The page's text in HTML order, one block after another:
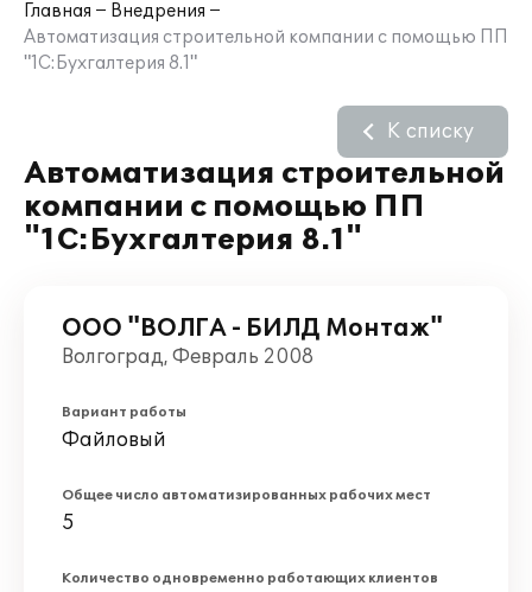
Главная
Внедрения
Автоматизация строительной компании с помощью ПП
"1С:Бухгалтерия 8.1"
Автоматизация строительной
компании с помощью ПП
"1С:Бухгалтерия 8.1"
К списку
ООО "ВОЛГА - БИЛД Монтаж"
Волгоград, Февраль 2008
Вариант работы
Файловый
Общее число автоматизированных рабочих мест
5
Количество одновременно работающих клиентов